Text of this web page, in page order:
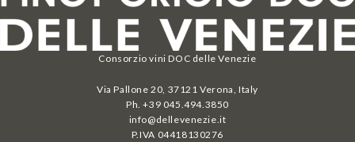
Consorzio vini DOC delle Venezie
Via Pallone 20, 37121 Verona, Italy
Ph. +39 045.494.3850
info@dellevenezie.it
P.IVA 04418130276